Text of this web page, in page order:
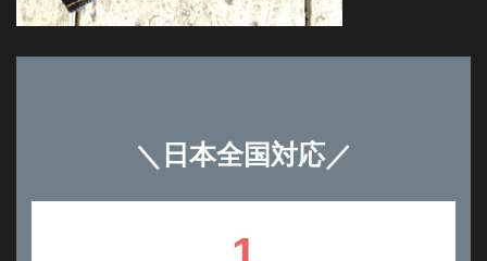
＼ 日本全国対応／